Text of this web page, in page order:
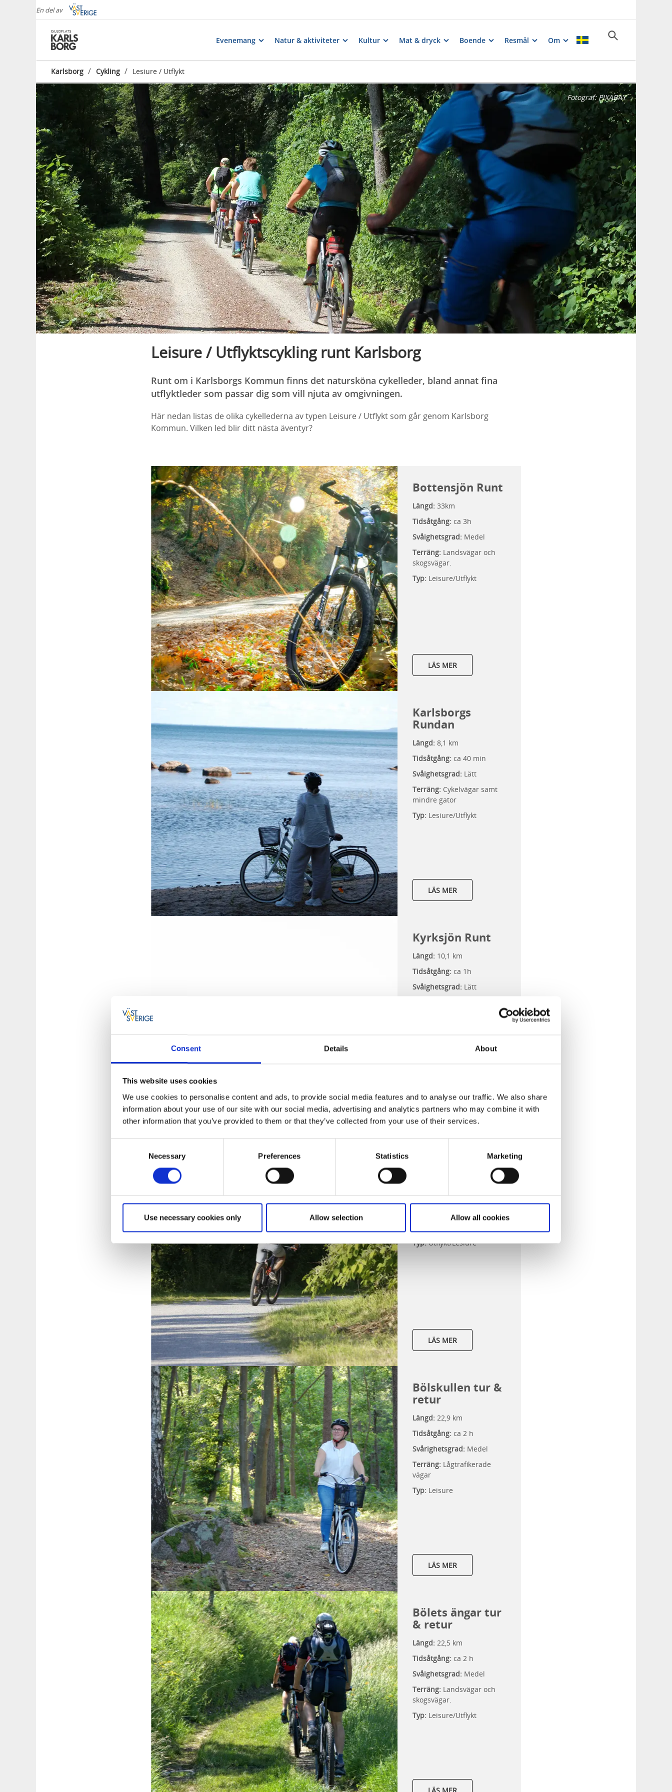
Consent Details About
This website uses cookies
We use cookies to personalise content and ads, to provide social media features and to analyse our traffic. We also share
information about your use of our site with our social media, advertising and analytics partners who may combine it with
other information that you’ve provided to them or that they’ve collected from your use of their services.
Necessary Preferences Statistics Marketing
Use necessary cookies only Allow selection Allow all cookies
En del av
Evenemang Natur & aktiviteter Kultur Mat & dryck Boende Resmål Om
Karlsborg / Cykling / Lesiure / Utflykt
Fotograf: PIXABAY
Leisure / Utflyktscykling runt Karlsborg
Runt om i Karlsborgs Kommun finns det natursköna cykelleder, bland annat fina
utflyktleder som passar dig som vill njuta av omgivningen.
Här nedan listas de olika cykellederna av typen Leisure / Utflykt som går genom Karlsborg
Kommun. Vilken led blir ditt nästa äventyr?
Bottensjön Runt
Längd: 33km
Tidsåtgång: ca 3h
Svåighetsgrad: Medel
Terräng: Landsvägar och
skogsvägar.
Typ: Leisure/Utflykt
LÄS MER
Karlsborgs
Rundan
Längd: 8,1 km
Tidsåtgång: ca 40 min
Svåighetsgrad: Lätt
Terräng: Cykelvägar samt
mindre gator
Typ: Lesiure/Utflykt
LÄS MER
Kyrksjön Runt
Längd: 10,1 km
Tidsåtgång: ca 1h
Svåighetsgrad: Lätt
LÄS MER
Tidsåtgång:ca 2,5 h
Typ:Utflykt/Lesiure
LÄS MER
Bölskullen tur &
retur
Längd: 22,9 km
Tidsåtgång: ca 2 h
Svårighetsgrad: Medel
Terräng: Lågtrafikerade
vägar
Typ: Leisure
LÄS MER
Bölets ängar tur
& retur
Längd: 22,5 km
Tidsåtgång: ca 2 h
Svåighetsgrad: Medel
Terräng: Landsvägar och
skogsvägar.
Typ: Leisure/Utflykt
LÄS MER